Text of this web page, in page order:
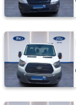
410 L
MINIBUS
DELUX
410 L VAN
AMBULANS
410 L
VAN
YÜKSEK